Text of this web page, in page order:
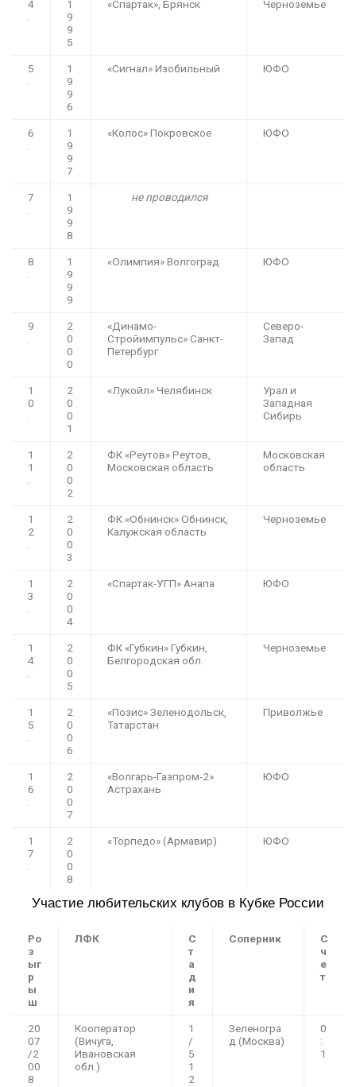
4
.
1
9
9
5
«Спартак», Брянск Черноземье
5
.
1
9
9
6
«Сигнал» Изобильный ЮФО
6
.
1
9
9
7
«Колос» Покровское ЮФО
7
.
1
9
9
8
не проводился
8
.
1
9
9
9
«Олимпия» Волгоград ЮФО
9
.
2
0
0
0
«Динамо-
Стройимпульс» Санкт-
Петербург
Северо-
Запад
1
0
.
2
0
0
1
«Лукойл» Челябинск
Урал и
Западная
Сибирь
1
1
.
2
0
0
2
ФК «Реутов» Реутов,
Московская область
Московская
область
1
2
.
2
0
0
3
ФК «Обнинск» Обнинск,
Калужская область
Черноземье
1
3
.
2
0
0
4
«Спартак-УГП» Анапа ЮФО
1
4
.
2
0
0
5
ФК «Губкин» Губкин,
Белгородская обл.
Черноземье
1
5
.
2
0
0
6
«Позис» Зеленодольск,
Татарстан
Приволжье
1
6
.
2
0
0
7
«Волгарь-Газпром-2»
Астрахань
ЮФО
1
7
.
2
0
0
8
«Торпедо» (Армавир) ЮФО
Участие любительских клубов в Кубке России
Ро
з
ыг
р
ы
ш
ЛФК
С
т
а
д
и
я
Соперник
С
ч
е
т
20
07
/2
00
8
Кооператор
(Вичуга,
Ивановская
обл.)
1
/
5
1
2
Зеленогра
д (Москва)
0
:
1